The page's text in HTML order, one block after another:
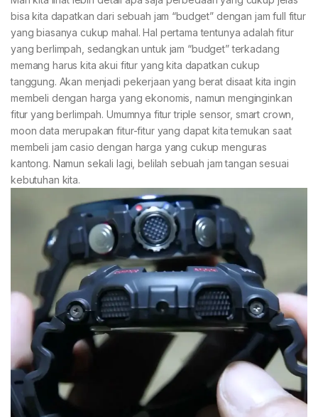
bisa kita dapatkan dari sebuah jam “budget” dengan jam full fitur
yang biasanya cukup mahal. Hal pertama tentunya adalah fitur
yang berlimpah, sedangkan untuk jam “budget” terkadang
memang harus kita akui fitur yang kita dapatkan cukup
tanggung. Akan menjadi pekerjaan yang berat disaat kita ingin
membeli dengan harga yang ekonomis, namun menginginkan
fitur yang berlimpah. Umumnya fitur triple sensor, smart crown,
moon data merupakan fitur-fitur yang dapat kita temukan saat
membeli jam casio dengan harga yang cukup menguras
kantong. Namun sekali lagi, belilah sebuah jam tangan sesuai
kebutuhan kita.